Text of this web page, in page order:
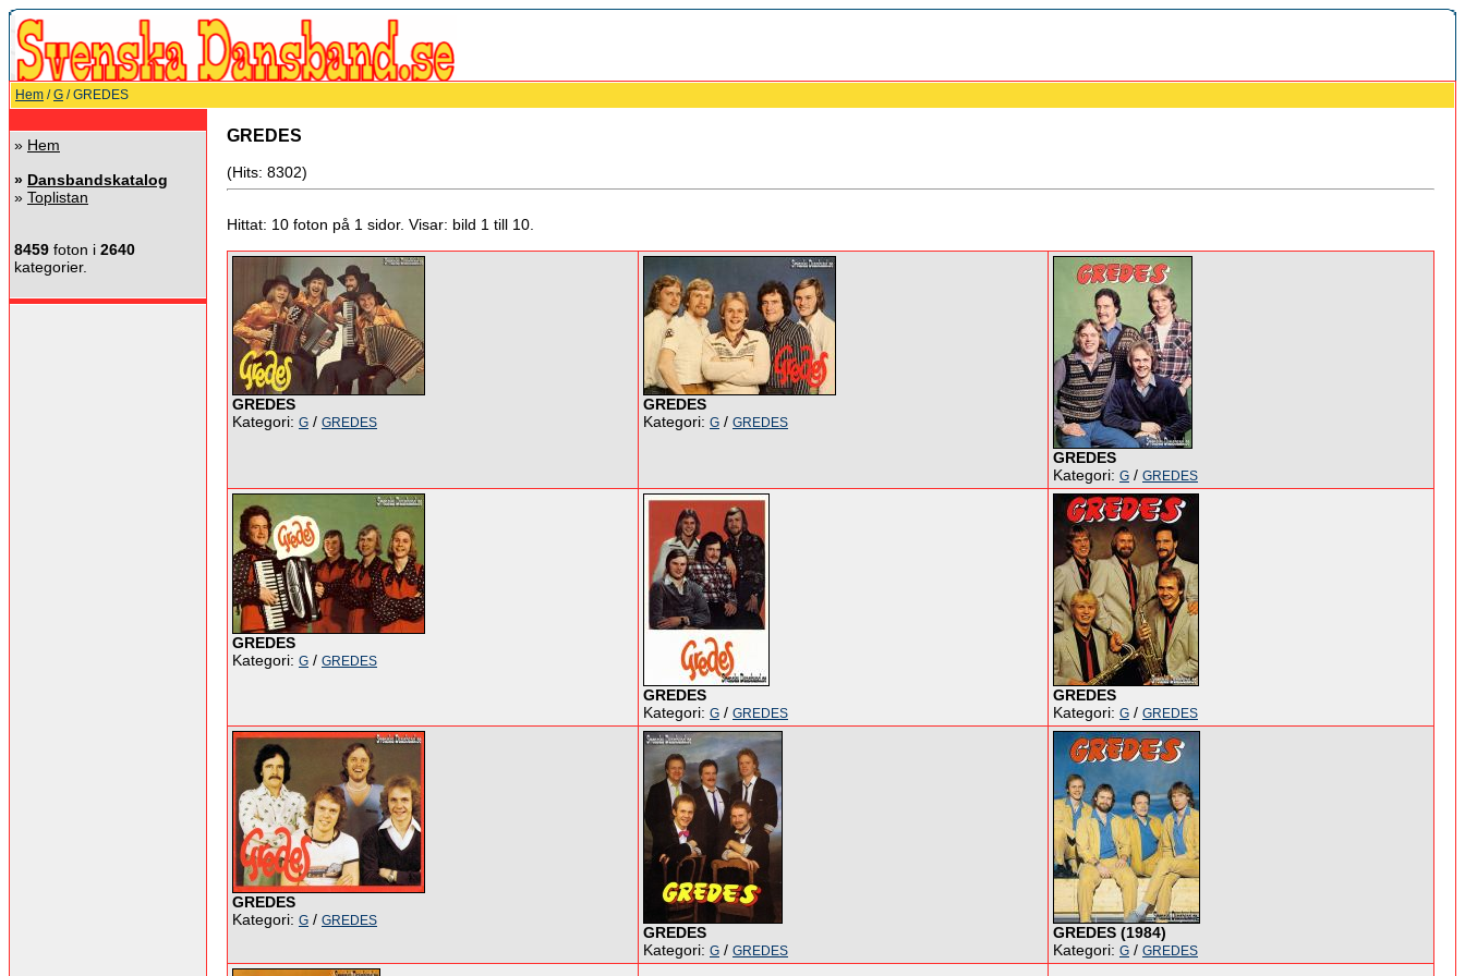
Hem /G / GREDES
» Hem
» Dansbandskatalog
» Toplistan
8459 foton i 2640
kategorier.
GREDES
(Hits: 8302)
Hittat: 10 foton på 1 sidor. Visar: bild 1 till 10.
GREDES
Kategori: G / GREDES
GREDES
Kategori: G / GREDES
GREDES
Kategori: G / GREDES
GREDES
Kategori: G / GREDES
GREDES
Kategori: G / GREDES
GREDES
Kategori: G / GREDES
GREDES
Kategori: G / GREDES
GREDES
Kategori: G / GREDES
GREDES (1984)
Kategori: G / GREDES